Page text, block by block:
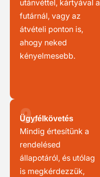
utánvéttel, kártyával a
futárnál, vagy az
átvételi ponton is,
ahogy neked
kényelmesebb.
9.
Ügyfélkövetés
Mindig értesítünk a
rendelésed
állapotáról, és utólag
is megkérdezzük,